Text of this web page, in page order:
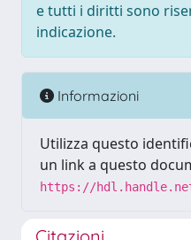
e tutti i diritti sono
indicazione.
Informazioni
Utilizza questo
un link a questo
https://